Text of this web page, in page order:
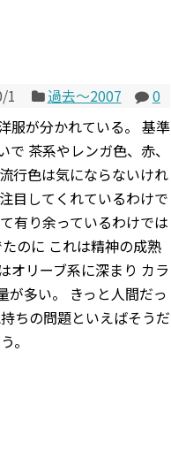
1 過去〜2007
0
服が分かれている。 基準
茶系やレンガ色、赤、
行色は気にならないけれ
目してくれているわけで
有り余っているわけでは
のに これは精神の成熟
オリーブ系に深まり カラ
が多い。 きっと人間だっ
ちの問題といえばそうだ
。